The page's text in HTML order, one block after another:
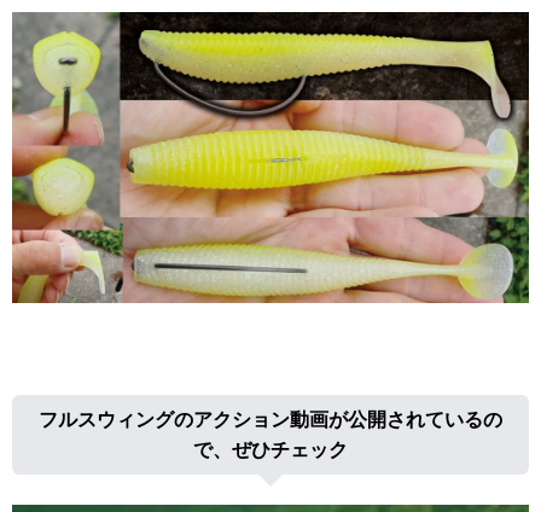
フルスウィングのアクション動画が公開されているの
で、ぜひチェック